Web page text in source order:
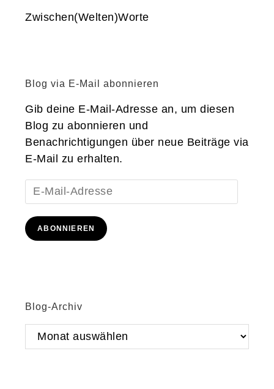
Zwischen(Welten)Worte
Blog via E-Mail abonnieren
Gib deine E-Mail-Adresse an, um diesen
Blog zu abonnieren und
Benachrichtigungen über neue Beiträge via
E-Mail zu erhalten.
E-
Mail-
Adresse
ABONNIEREN
Blog-Archiv
Blog-
Archiv